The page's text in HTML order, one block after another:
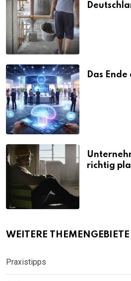
Das
richtig
WEITERE THEMENGEBIETE
Praxistipps